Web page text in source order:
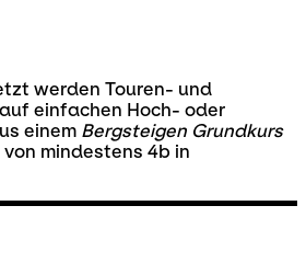
werden Touren- und
einfachen Hoch- oder
einem Bergsteigen Grundkurs
mindestens 4b in